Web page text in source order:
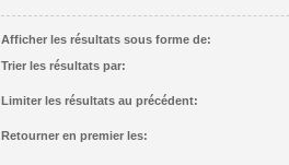
Afficher les résultats sous forme de:
Trier les résultats par:
Limiter les résultats au précédent:
Retourner en premier les: